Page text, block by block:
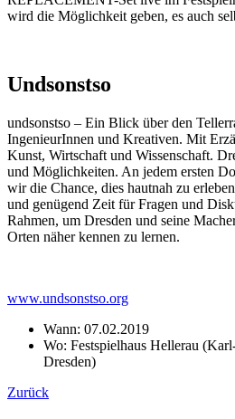
wird die Möglichkeit geben, es auch
Undsonstso
undsonstso – Ein Blick über den
IngenieurInnen und Kreativen. Mit
Kunst, Wirtschaft und Wissenschaft.
und Möglichkeiten. An jedem ersten
wir die Chance, dies hautnah zu
und genügend Zeit für Fragen und
Rahmen, um Dresden und seine
Orten näher kennen zu lernen.
www.undsonstso.org
Wann: 07.02.2019
Wo: Festspielhaus Hellerau
Dresden)
Zurück